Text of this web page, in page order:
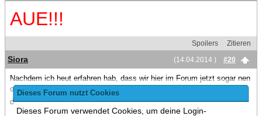
Dieses Forum nutzt Cookies
Dieses Forum verwendet Cookies, um deine Login-
AUE!!!
Spoilers
Zitieren
(14.04.2014 )
#20
Siora
Nachdem ich heut erfahren hab, dass wir hier im Forum jetzt sogar nen
offiziellen Fanclub haben - ich schmeiß mal ein herzliches AUE!!! in
den Raum